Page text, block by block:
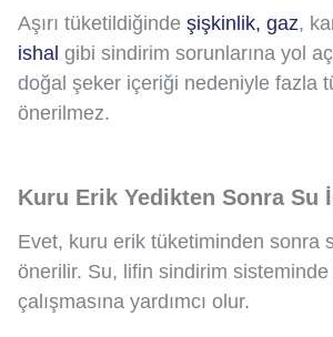
Aşırı tüketildiğinde şişkinlik, gaz,
ishal gibi sindirim sorunlarına yol
doğal şeker içeriği nedeniyle fazla
önerilmez.
Kuru Erik Yedikten Sonra Su
Evet, kuru erik tüketiminden sonra
önerilir. Su, lifin sindirim
çalışmasına yardımcı olur.